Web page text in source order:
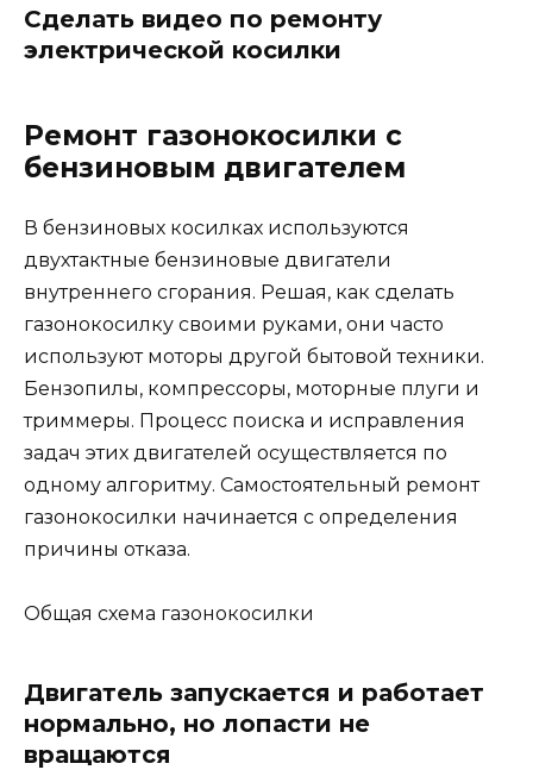
Сделать видео по ремонту
электрической косилки
Ремонт газонокосилки с
бензиновым двигателем
В бензиновых косилках используются
двухтактные бензиновые двигатели
внутреннего сгорания. Решая, как сделать
газонокосилку своими руками, они часто
используют моторы другой бытовой техники.
Бензопилы, компрессоры, моторные плуги и
триммеры. Процесс поиска и исправления
задач этих двигателей осуществляется по
одному алгоритму. Самостоятельный ремонт
газонокосилки начинается с определения
причины отказа.
Общая схема газонокосилки
Двигатель запускается и работает
нормально, но лопасти не
вращаются